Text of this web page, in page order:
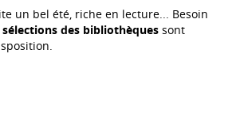
un bel été, riche en lecture... Besoin
sélections des bibliothèques sont